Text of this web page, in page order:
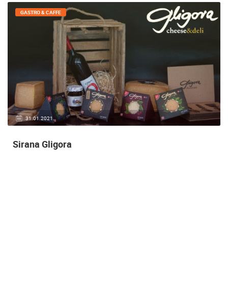
06.07.2020. 1 KAMERA(E)
SMJEŠTAJ
Apartmani Šarkić